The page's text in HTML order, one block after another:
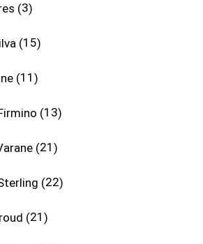
3
15
11
13
21
22
21